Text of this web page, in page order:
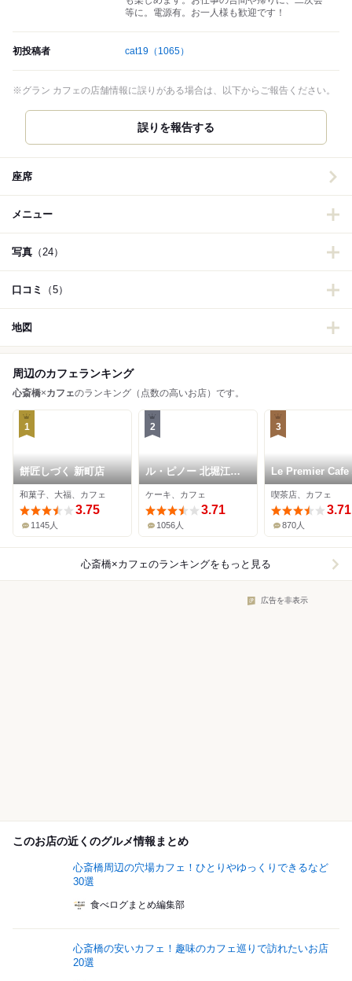
等に。電源有。お一人様も歓迎です！
初投稿者 cat19 （1065）
※グラン カフェの店舗情報に誤りがある場合は、以下からご報告ください。
誤りを報告する
座席
メニュー
写真 （24）
口コミ （5）
地図
周辺のカフェランキング
心斎橋×カフェのランキング（点数の高いお店）です。
1
餅匠しづく 新町店
和菓子、大福、カフェ
3.75
1145人
2
ル・ピノー 北堀江本
店
ケーキ、カフェ
3.71
1056人
3
Le Premier Cafe
橋本店
喫茶店、カフェ
3.71
870人
心斎橋×カフェのランキングをもっと見る
広告を非表示
このお店の近くのグルメ情報まとめ
心斎橋周辺の穴場カフェ！ひとりやゆっくりできるなど
30選
食べログまとめ編集部
心斎橋の安いカフェ！趣味のカフェ巡りで訪れたいお店
20選